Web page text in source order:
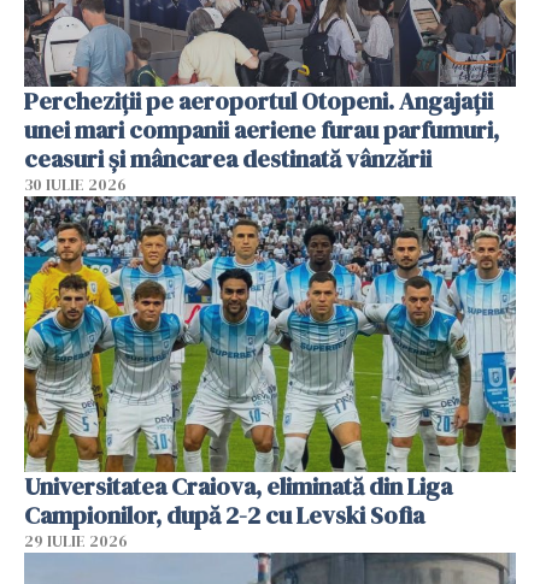
Percheziții pe aeroportul Otopeni. Angajații
unei mari companii aeriene furau parfumuri,
ceasuri și mâncarea destinată vânzării
30 IULIE 2026
Universitatea Craiova, eliminată din Liga
Campionilor, după 2-2 cu Levski Sofia
29 IULIE 2026